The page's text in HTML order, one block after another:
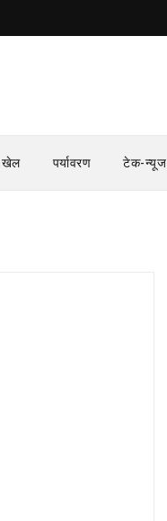
खेल पर्यावरण टेक-न्यूज